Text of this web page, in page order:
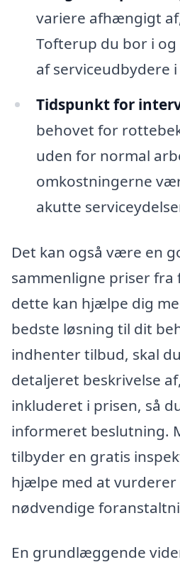
variere afhængigt
Tofterup du bor i
af serviceudbydere
Tidspunkt for
behovet for
uden for normal
omkostningerne
akutte
Det kan også være en
sammenligne priser fra
dette kan hjælpe dig
bedste løsning til dit
indhenter tilbud, skal
detaljeret beskrivelse
inkluderet i prisen, så
informeret beslutning.
tilbyder en gratis
hjælpe med at
nødvendige
En grundlæggende